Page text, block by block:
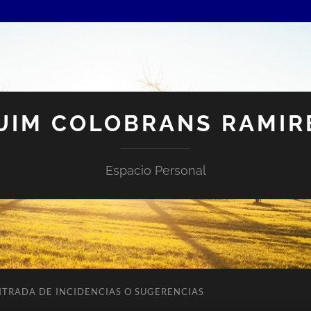
COLOBRANS
Espacio Personal
DE INCIDENCIAS O SUGERENCIAS